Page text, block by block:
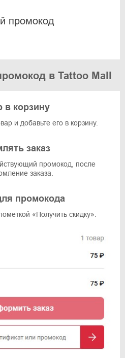
промокод
в Tattoo Mall
в корзину
и добавьте его в корзину.
заказ
промокод, после
заказа.
промокода
«Получить скидку».